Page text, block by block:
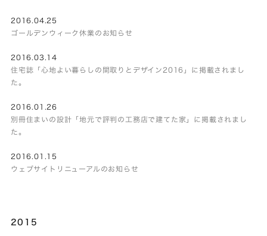
2016.04.25
ゴールデンウィーク休業のお知らせ
2016.03.14
住宅誌「心地よい暮らしの間取りとデザイン2016」に掲載されまし
た。
2016.01.26
別冊住まいの設計「地元で評判の工務店で建てた家」に掲載されまし
た。
2016.01.15
ウェブサイトリニューアルのお知らせ
2015